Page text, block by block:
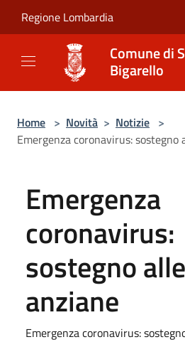
Regione Lombardia
Comune di
Bigarello
Home > Novità > Notizie >
Emergenza coronavirus: sostegno
Emergenza
coronavirus:
sostegno
anziane
Emergenza coronavirus: